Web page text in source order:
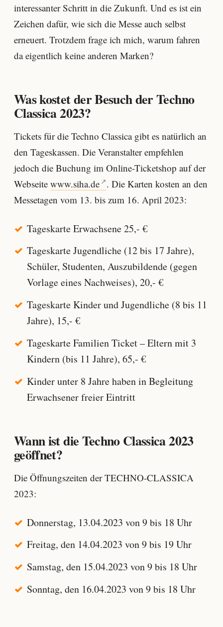
interessanter Schritt in die Zukunft. Und es ist ein
Zeichen dafür, wie sich die Messe auch selbst
erneuert. Trotzdem frage ich mich, warum fahren
da eigentlich keine anderen Marken?
Was kostet der Besuch der Techno
Classica 2023?
Tickets für die Techno Classica gibt es natürlich an
den Tageskassen. Die Veranstalter empfehlen
jedoch die Buchung im Online-Ticketshop auf der
Webseite www.siha.de . Die Karten kosten an den
Messetagen vom 13. bis zum 16. April 2023:
Tageskarte Erwachsene 25,- €
Tageskarte Jugendliche (12 bis 17 Jahre),
Schüler, Studenten, Auszubildende (gegen
Vorlage eines Nachweises), 20,- €
Tageskarte Kinder und Jugendliche (8 bis 11
Jahre), 15,- €
Tageskarte Familien Ticket – Eltern mit 3
Kindern (bis 11 Jahre), 65,- €
Kinder unter 8 Jahre haben in Begleitung
Erwachsener freier Eintritt
Wann ist die Techno Classica 2023
geöffnet?
Die Öffnungszeiten der TECHNO-CLASSICA
2023:
Donnerstag, 13.04.2023 von 9 bis 18 Uhr
Freitag, den 14.04.2023 von 9 bis 19 Uhr
Samstag, den 15.04.2023 von 9 bis 18 Uhr
Sonntag, den 16.04.2023 von 9 bis 18 Uhr